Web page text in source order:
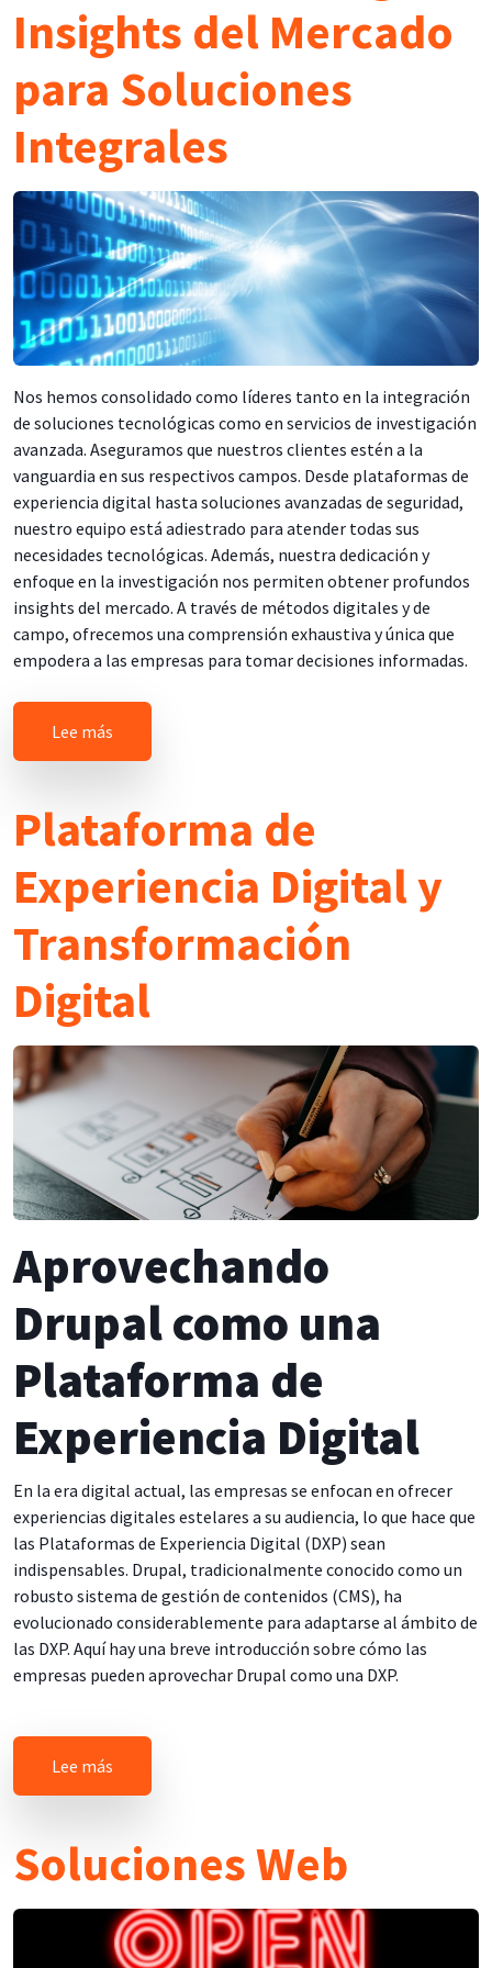
Insights del Mercado
para Soluciones
Integrales
Nos hemos consolidado como líderes tanto en la integración
de soluciones tecnológicas como en servicios de investigación
avanzada. Aseguramos que nuestros clientes estén a la
vanguardia en sus respectivos campos. Desde plataformas de
experiencia digital hasta soluciones avanzadas de seguridad,
nuestro equipo está adiestrado para atender todas sus
necesidades tecnológicas. Además, nuestra dedicación y
enfoque en la investigación nos permiten obtener profundos
insights del mercado. A través de métodos digitales y de
campo, ofrecemos una comprensión exhaustiva y única que
empodera a las empresas para tomar decisiones informadas.
Lee más
Plataforma de
Experiencia Digital y
Transformación
Digital
Aprovechando
Drupal como una
Plataforma de
Experiencia Digital
En la era digital actual, las empresas se enfocan en ofrecer
experiencias digitales estelares a su audiencia, lo que hace que
las Plataformas de Experiencia Digital (DXP) sean
indispensables. Drupal, tradicionalmente conocido como un
robusto sistema de gestión de contenidos (CMS), ha
evolucionado considerablemente para adaptarse al ámbito de
las DXP. Aquí hay una breve introducción sobre cómo las
empresas pueden aprovechar Drupal como una DXP.
Lee más
Soluciones Web